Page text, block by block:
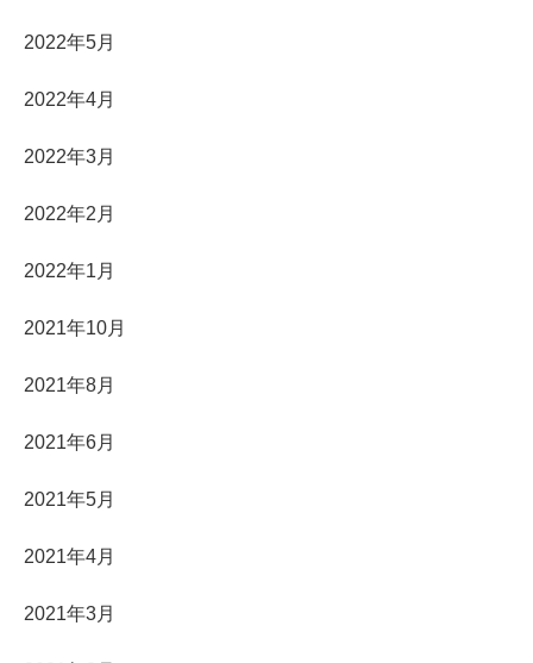
2022年5月
2022年4月
2022年3月
2022年2月
2022年1月
2021年10月
2021年8月
2021年6月
2021年5月
2021年4月
2021年3月